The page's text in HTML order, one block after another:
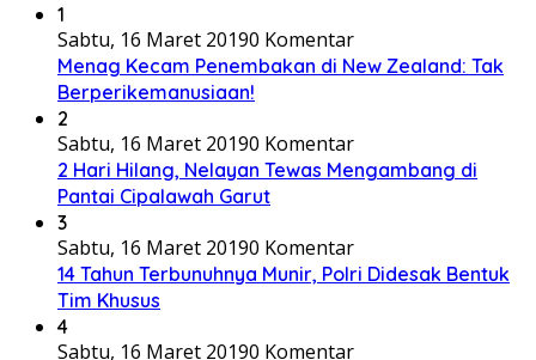
1
Sabtu, 16 Maret 20190 Komentar
Menag Kecam Penembakan di New Zealand: Tak
Berperikemanusiaan!
2
Sabtu, 16 Maret 20190 Komentar
2 Hari Hilang, Nelayan Tewas Mengambang di
Pantai Cipalawah Garut
3
Sabtu, 16 Maret 20190 Komentar
14 Tahun Terbunuhnya Munir, Polri Didesak Bentuk
Tim Khusus
4
Sabtu, 16 Maret 20190 Komentar